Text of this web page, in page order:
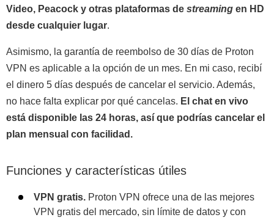
Video, Peacock y otras plataformas de streaming en HD
desde cualquier lugar.
Asimismo, la garantía de reembolso de 30 días de Proton
VPN es aplicable a la opción de un mes. En mi caso, recibí
el dinero 5 días después de cancelar el servicio. Además,
no hace falta explicar por qué cancelas. El chat en vivo
está disponible las 24 horas, así que podrías cancelar el
plan mensual con facilidad.
Funciones y características útiles
VPN gratis. Proton VPN ofrece una de las mejores
VPN gratis del mercado, sin límite de datos y con